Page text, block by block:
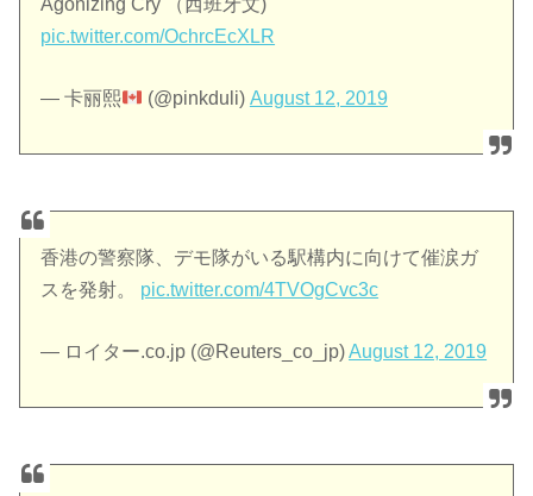
pic.twitter.com/OchrcEcXLR
— 卡丽熙 (@pinkduli) August 12, 2019
香港の警察隊、デモ隊がいる駅構内に向けて催涙ガ
スを発射。 pic.twitter.com/4TVOgCvc3c
— ロイター.co.jp (@Reuters_co_jp)August 12, 2019